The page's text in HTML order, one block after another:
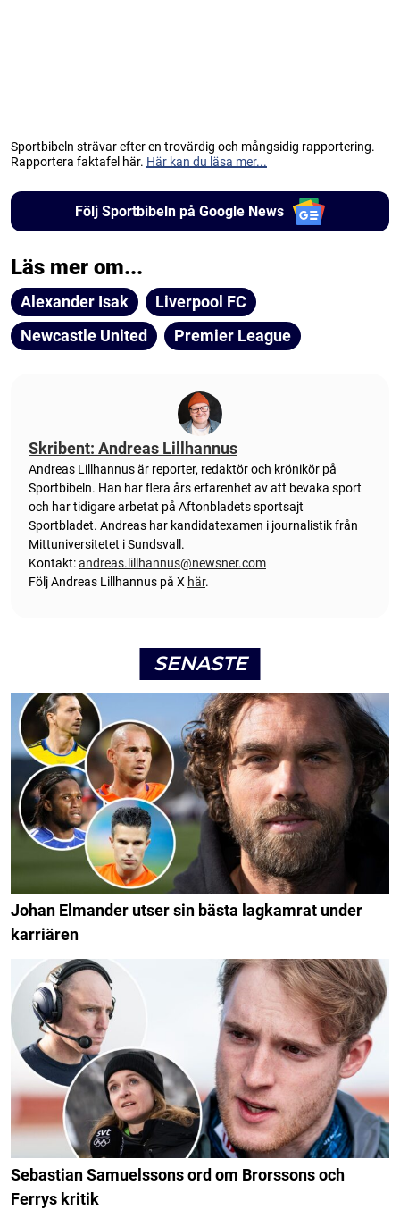
Sportbibeln strävar efter en trovärdig och mångsidig rapportering.
Rapportera faktafel här. Här kan du läsa mer...
Följ Sportbibeln på Google News
Läs mer om...
Alexander Isak
Liverpool FC
Newcastle United
Premier League
Skribent: Andreas Lillhannus
Andreas Lillhannus är reporter, redaktör och krönikör på
Sportbibeln. Han har flera års erfarenhet av att bevaka sport
och har tidigare arbetat på Aftonbladets sportsajt
Sportbladet. Andreas har kandidatexamen i journalistik från
Mittuniversitetet i Sundsvall.
Kontakt:andreas.lillhannus@newsner.com
Följ Andreas Lillhannus på X här.
SENASTE
Johan Elmander utser sin bästa lagkamrat under
karriären
Sebastian Samuelssons ord om Brorssons och
Ferrys kritik